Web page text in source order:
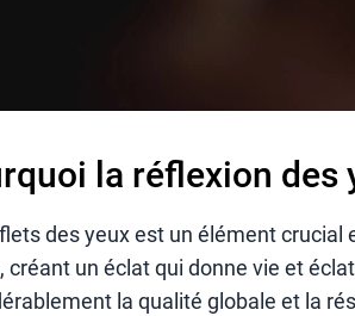
la réflexion des
des yeux est un élément
créant un éclat qui donne vie et
la qualité globale et la